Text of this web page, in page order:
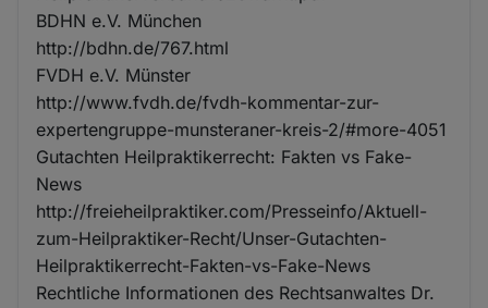
BDHN e.V. München
http://bdhn.de/767.html
FVDH e.V. Münster
http://www.fvdh.de/fvdh-kommentar-zur-
expertengruppe-munsteraner-kreis-2/#more-4051
Gutachten Heilpraktikerrecht: Fakten vs Fake-
News
http://freieheilpraktiker.com/Presseinfo/Aktuell-
zum-Heilpraktiker-Recht/Unser-Gutachten-
Heilpraktikerrecht-Fakten-vs-Fake-News
Rechtliche Informationen des Rechtsanwaltes Dr.